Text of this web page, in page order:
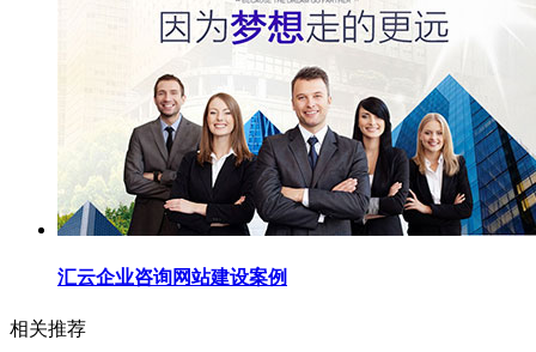
汇云企业咨询网站建设案例
相关推荐